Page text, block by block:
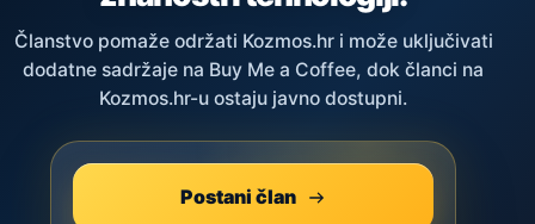
Članstvo pomaže održati Kozmos.hr i može uključivati
dodatne sadržaje na Buy Me a Coffee, dok članci na
Kozmos.hr-u ostaju javno dostupni.
Postani član